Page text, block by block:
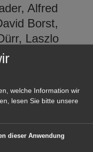
Alfred
Borst,
Laszlo
Hoffer,
Tobias
Kohn,
Lara Prinz,
Rühmann,
Felix
welche Information wir
lesen Sie bitte unsere
dieser Anwendung